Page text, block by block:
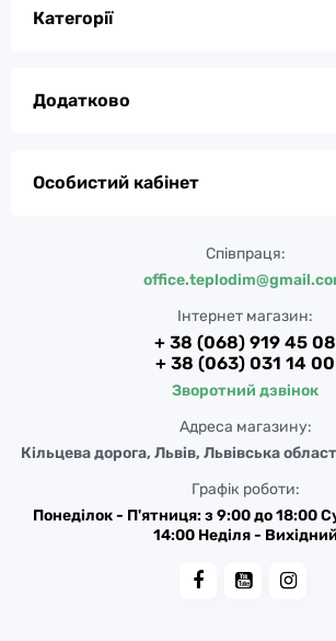
Категорії
Додатково
Особистий кабінет
Співпраця:
Інтернет магазин:
+ 38 (068) 919 45 08
+ 38 (063) 031 14 00
Зворотний дзвінок
Адреса магазину:
Кільцева дорога, Львів, Львівська
Графік роботи:
Понеділок - П'ятниця: з 9:00 до 18:00
14:00 Неділя - Вихідний